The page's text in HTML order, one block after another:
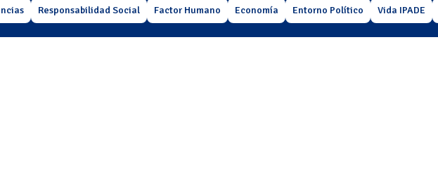
Responsabilidad Social Factor Humano Economía Entorno Político Vida IPADE